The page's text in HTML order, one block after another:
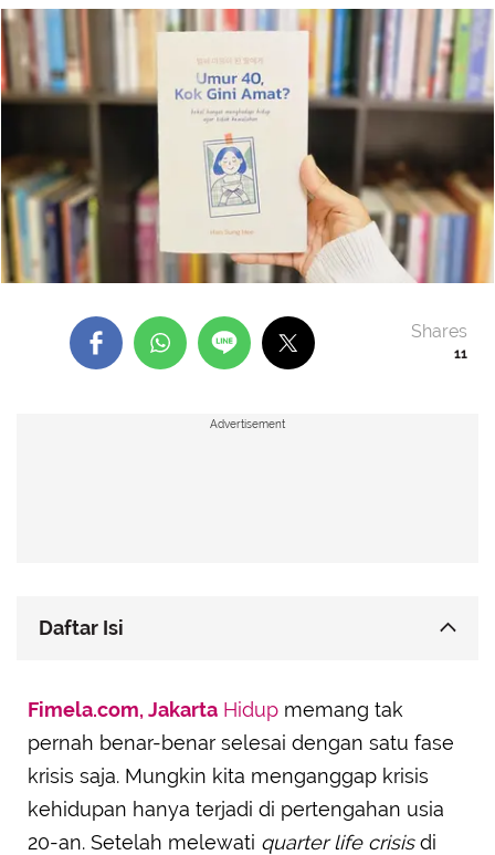
11
Shares
Advertisement
Daftar Isi
Fimela.com, Jakarta Hidup memang tak
pernah benar-benar selesai dengan satu fase
krisis saja. Mungkin kita menganggap krisis
kehidupan hanya terjadi di pertengahan usia
20-an. Setelah melewati quarter life crisisdi